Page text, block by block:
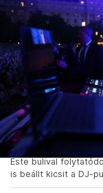
Este bulival
is beállt kicsit a DJ-